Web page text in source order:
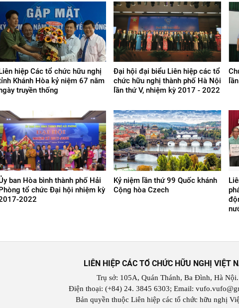
hiệp Các tổ chức hữu nghị
Khánh Hòa kỷ niệm 67 năm
truyền thống
Đại hội đại biểu Liên hiệp các tổ
chức hữu nghị thành phố Hà Nội
lần thứ V, nhiệm kỳ 2017 - 2022
ban Hòa bình thành phố Hải
tổ chức Đại hội nhiệm kỳ
2022
Kỷ niệm lần thứ 99 Quốc khánh
Cộng hòa Czech
LIÊN HIỆP CÁC TỔ CHỨC HỮU NGHỊ VIỆT
Trụ sở: 105A, Quán Thánh, Ba Đình, Hà Nội.
Điện thoại: (+84) 24. 3845 6303; Email:
Bản quyền thuộc Liên hiệp các tổ chức hữu nghị